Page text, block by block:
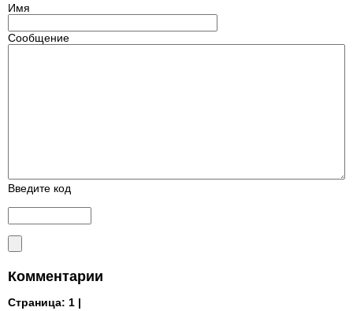
Имя
Сообщение
Введите код
Комментарии
Страница: 1 |